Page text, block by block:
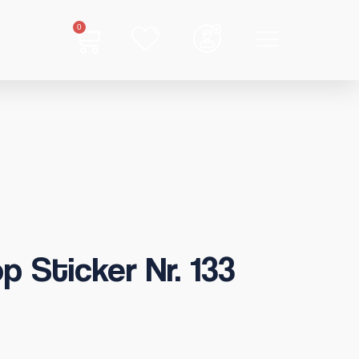
0
Sticker Nr. 133